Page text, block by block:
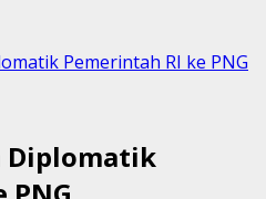
Pemerintah RI ke PNG
Diplomatik